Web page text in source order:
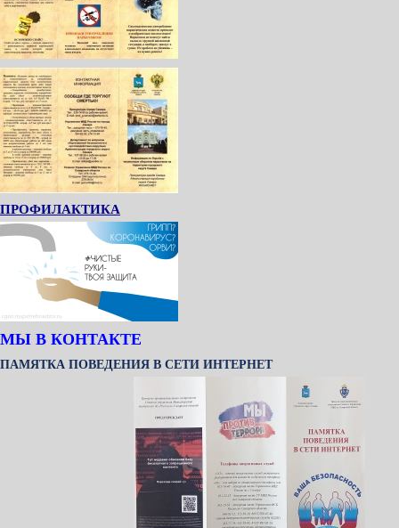
ПРОФИЛАКТИКА
МЫ В КОНТАКТЕ
ПАМЯТКА ПОВЕДЕНИЯ В СЕТИ ИНТЕРНЕТ